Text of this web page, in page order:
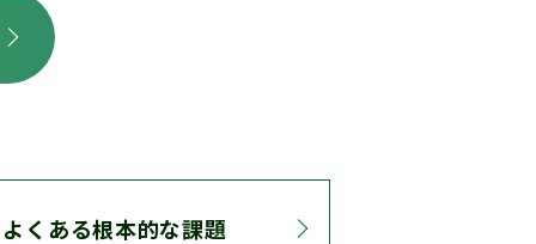
よくある根本的な課題